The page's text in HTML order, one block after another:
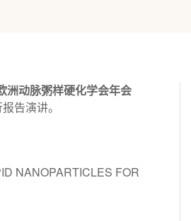
洲动脉粥样硬化学会年会
告演讲。
NANOPARTICLES FOR